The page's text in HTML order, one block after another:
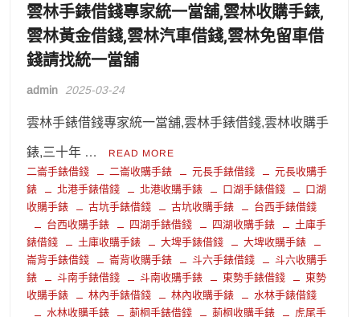
雲林手錶借錢專家統一當舖,雲林收購手錶,
雲林黃金借錢,雲林汽車借錢,雲林免留車借
錢請找統一當舖
admin 2025-03-24
雲林手錶借錢專家統一當舖,雲林手錶借錢,雲林收購手
錶,三十年 … READ MORE
二崙手錶借錢 二崙收購手錶 元長手錶借錢
元長收購手
錶
北港手錶借錢 北港收購手錶 口湖手錶借錢
口湖
收購手錶
古坑手錶借錢 古坑收購手錶
台西手錶借錢
台西收購手錶
四湖手錶借錢 四湖收購手錶
土庫手
錶借錢
土庫收購手錶 大埤手錶借錢
大埤收購手錶
崙背手錶借錢
崙背收購手錶 斗六手錶借錢
斗六收購手
錶
斗南手錶借錢 斗南收購手錶 東勢手錶借錢
東勢
收購手錶
林內手錶借錢 林內收購手錶
水林手錶借錢
水林收購手錶
莿桐手錶借錢 莿桐收購手錶 虎尾手